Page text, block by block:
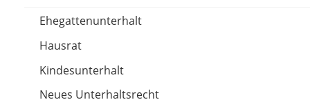
Ehegattenunterhalt
Hausrat
Kindesunterhalt
Neues Unterhaltsrecht